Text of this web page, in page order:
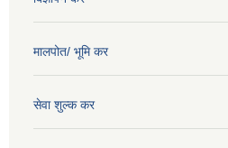
मालपोत/ भूमि कर
सेवा शुल्क कर